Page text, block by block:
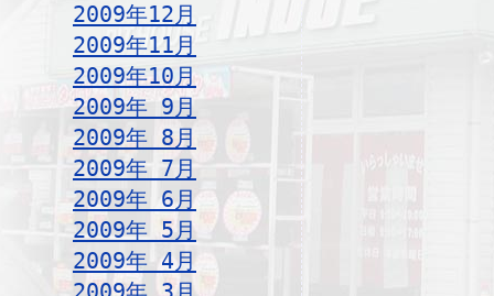
2009年12月
2009年11月
2009年10月
2009年 9月
2009年 8月
2009年 7月
2009年 6月
2009年 5月
2009年 4月